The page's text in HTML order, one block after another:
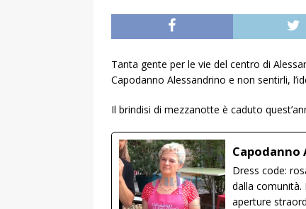
Tanta gente per le vie del centro di
Capodanno Alessandrino e non sentirli,
Il brindisi di mezzanotte è caduto
Dress code:
dalla comunità.
aperture